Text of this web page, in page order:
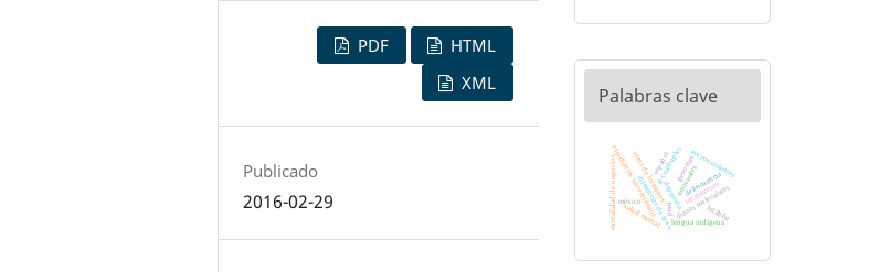
PDF
HTML
XML
Publicado
2016-02-29
Palabras clave
depresión
estudiantes universitarios
diferencias de sexo
salud mental
g-cuádruples
virus de humanos genomas
antivirales
dianas moleculares
delincuencia
mortalidad de negocios perú
lengua indígena
hñähñu
español
méxico
micronutrientes
rendimiento